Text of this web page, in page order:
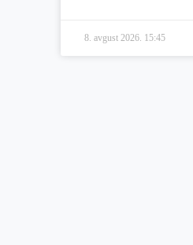
8. avgust 2026. 15:45